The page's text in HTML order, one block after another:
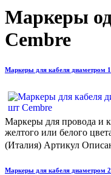
Маркеры
Cembre
Маркеры для кабеля диаметром
Маркеры для провода и
желтого или белого
(Италия) Артикул
Маркеры для кабеля диаметром